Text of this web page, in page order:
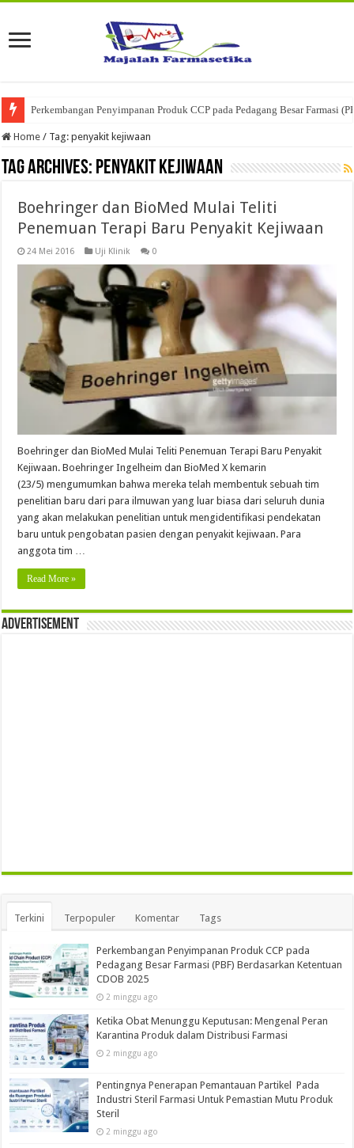
Perkembangan Penyimpanan Produk CCP pada Pedagang Besar Farmasi
Home / Tag:penyakit kejiwaan
Tag Archives: penyakit kejiwaan
Boehringer dan BioMed Mulai Teliti
Penemuan Terapi Baru Penyakit Kejiwaan
24 Mei 2016 Uji Klinik 0
Boehringer dan BioMed Mulai Teliti Penemuan Terapi Baru Penyakit
Kejiwaan. Boehringer Ingelheim dan BioMed X kemarin
(23/5) mengumumkan bahwa mereka telah membentuk sebuah tim
penelitian baru dari para ilmuwan yang luar biasa dari seluruh dunia
yang akan melakukan penelitian untuk mengidentifikasi pendekatan
baru untuk pengobatan pasien dengan penyakit kejiwaan. Para
anggota tim …
Read More »
Advertisement
Terkini Terpopuler Komentar Tags
Perkembangan Penyimpanan Produk CCP pada
Pedagang Besar Farmasi (PBF) Berdasarkan Ketentuan
CDOB 2025
2 minggu ago
Ketika Obat Menunggu Keputusan: Mengenal Peran
Karantina Produk dalam Distribusi Farmasi
2 minggu ago
Pentingnya Penerapan Pemantauan Partikel Pada
Industri Steril Farmasi Untuk Pemastian Mutu Produk
Steril
2 minggu ago